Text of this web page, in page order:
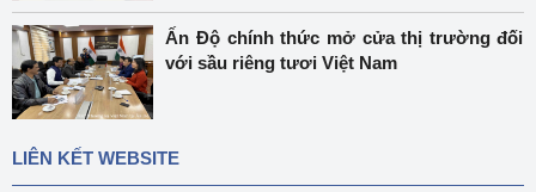
Ấn Độ chính thức mở cửa thị trường đối
với sầu riêng tươi Việt Nam
LIÊN KẾT WEBSITE